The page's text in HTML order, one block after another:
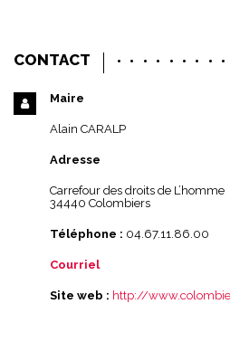
CONTACT
Maire
Alain CARALP
Adresse
Carrefour des droits de L’homme
34440 Colombiers
Téléphone : 04.67.11.86.00
Courriel
Site web : http://